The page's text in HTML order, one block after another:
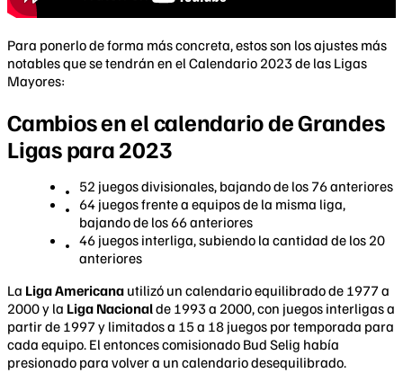
Para ponerlo de forma más concreta, estos son los ajustes más
notables que se tendrán en el Calendario 2023 de las Ligas
Mayores:
Cambios en el calendario de Grandes
Ligas para 2023
52 juegos divisionales, bajando de los 76 anteriores
64 juegos frente a equipos de la misma liga,
bajando de los 66 anteriores
46 juegos interliga, subiendo la cantidad de los 20
anteriores
La Liga Americana utilizó un calendario equilibrado de 1977 a
2000 y la Liga Nacionalde 1993 a 2000, con juegos interligas a
partir de 1997 y limitados a 15 a 18 juegos por temporada para
cada equipo. El entonces comisionado Bud Selig había
presionado para volver a un calendario desequilibrado.